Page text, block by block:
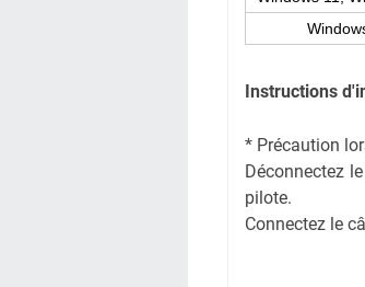
Instructions
* Précaution
Déconnectez
pilote.
Connectez le